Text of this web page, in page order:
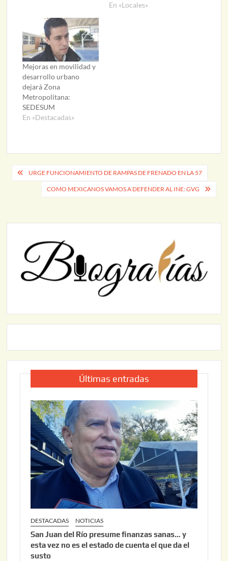
En «Locales»
Mejoras en movilidad y
desarrollo urbano
dejará Zona
Metropolitana:
SEDESUM
En «Destacadas»
Navegación
URGE FUNCIONAMIENTO DE RAMPAS DE FRENADO EN LA 57
COMO MEXICANOS VAMOS A DEFENDER AL INE: GVG
Últimas entradas
DESTACADAS NOTICIAS
San Juan del Río presume finanzas sanas… y
esta vez no es el estado de cuenta el que da el
susto